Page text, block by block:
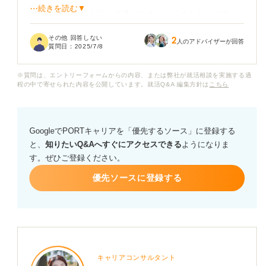
本音では「家から近くて通いやすい」「まかないがあ
良くない気がして、どう伝えるべきか迷っています。
響く志望動機の伝え方を知りたいです。お客様へのサー
⋯続きを読む▼
その他 回答しない
質問日： 2025/7/8 2 人のアドバイザーが回答
※質問は、エントリーフォームからの内容、または弊社が就活相談を実施する過
程の中で寄せられた内容を公開しています。就活Q&A 編集方針は こちら
GoogleでPORTキャリアを「優先するソース」に登録する
と、 知りたいQ&Aへすぐにアクセスできるようになりま
す。ぜひご登録ください。
優先ソースに登録する
キャリアコンサルタント